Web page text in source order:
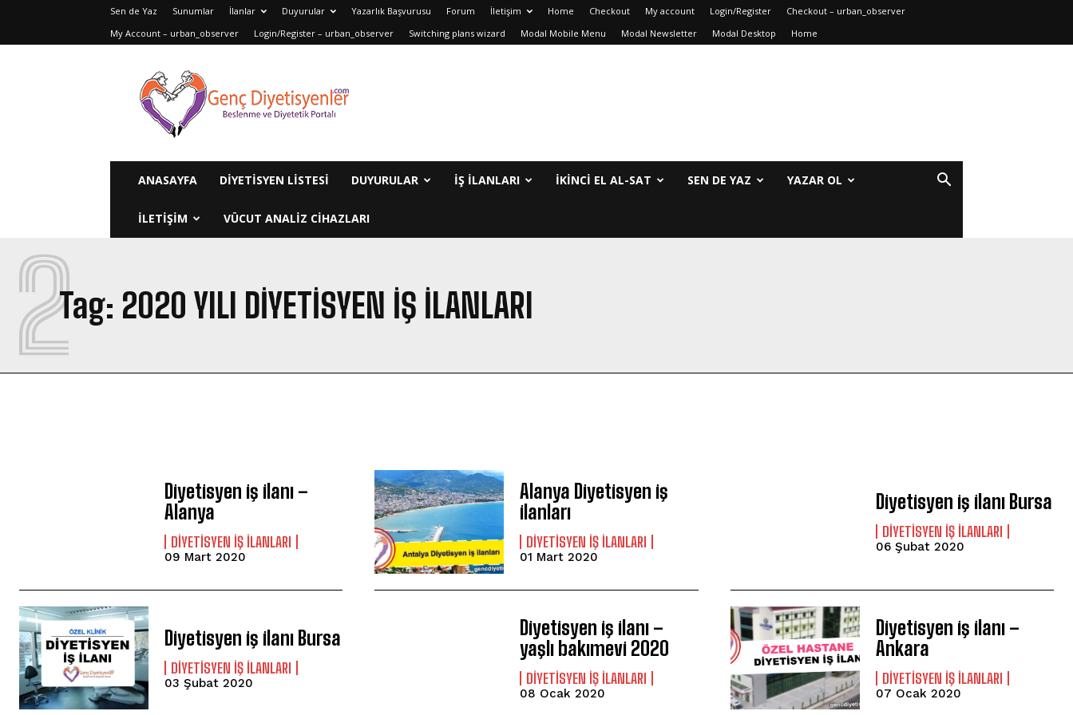
Sen de Yaz Sunumlar İlanlar Duyurular Yazarlık Başvurusu Forum İletişim Home Checkout My account Login/Register
Checkout – urban_observer
My Account – urban_observer
Login/Register – urban_observer Switching plans wizard Modal Mobile Menu Modal Newsletter Modal Desktop Home
Genç
Diyetisyenler
ANASAYFA DIYETISYEN LISTESI DUYURULAR İŞ İLANLARI IKINCI EL AL-SAT SEN DE YAZ YAZAR OL
ILETIŞIM VÜCUT ANALIZ CIHAZLARI
Tag: 2020 YILI DIYETISYEN IŞ ILANLARI
2
Diyetisyen iş ilanı –
Alanya
DIYETISYEN IŞ ILANLARI
09 Mart 2020
Alanya Diyetisyen iş
ilanları
DIYETISYEN IŞ ILANLARI
01 Mart 2020
Diyetisyen iş ilanı Bursa
DIYETISYEN IŞ ILANLARI
06 Şubat 2020
Diyetisyen iş ilanı Bursa
DIYETISYEN IŞ ILANLARI
03 Şubat 2020
Diyetisyen iş ilanı –
yaşlı bakımevi 2020
DIYETISYEN IŞ ILANLARI
08 Ocak 2020
Diyetisyen iş ilanı –
Ankara
DIYETISYEN IŞ ILANLARI
07 Ocak 2020